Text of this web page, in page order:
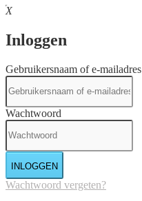
X
Inloggen
Gebruikersnaam of e-mailadres
Wachtwoord
INLOGGEN
Wachtwoord vergeten?